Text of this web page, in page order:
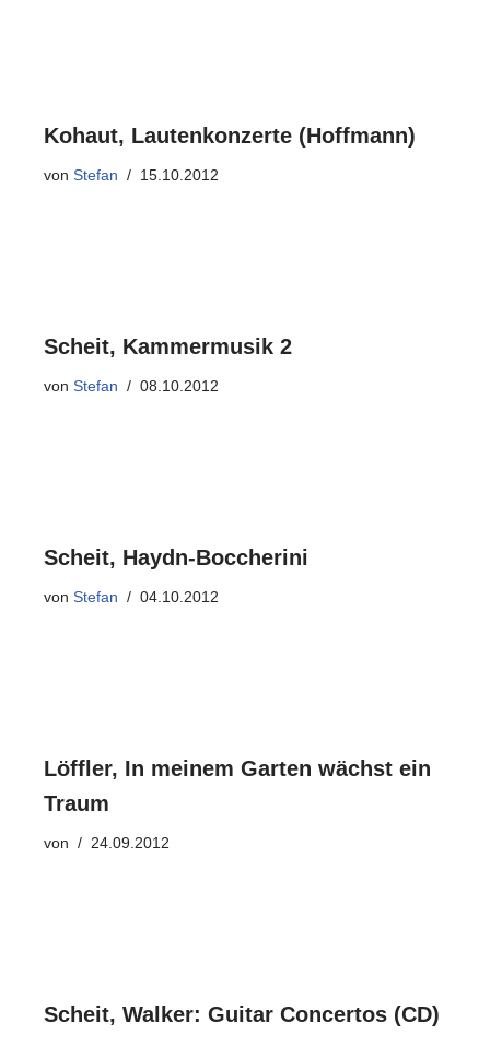
Kohaut, Lautenkonzerte (Hoffmann)
von Stefan 15.10.2012
Scheit, Kammermusik 2
von Stefan 08.10.2012
Scheit, Haydn-Boccherini
von Stefan 04.10.2012
Löffler, In meinem Garten wächst ein
Traum
von 24.09.2012
Scheit, Walker: Guitar Concertos (CD)